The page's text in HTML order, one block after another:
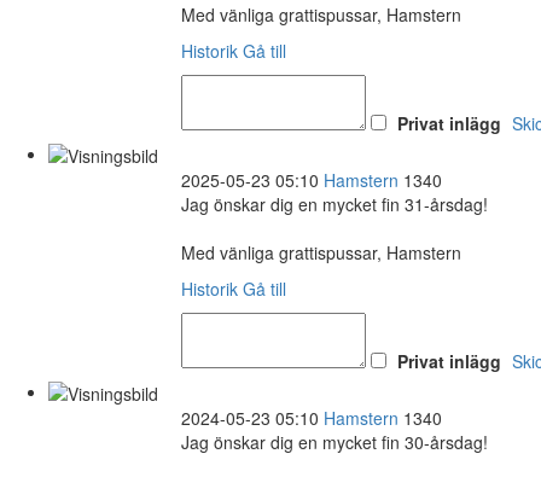
Med vänliga grattispussar, Hamstern
Historik Gå till
Privat inlägg
2025-05-23 05:10 Hamstern 1340
Jag önskar dig en mycket fin 31-årsdag!
Med vänliga grattispussar, Hamstern
Historik Gå till
Privat inlägg
2024-05-23 05:10 Hamstern 1340
Jag önskar dig en mycket fin 30-årsdag!